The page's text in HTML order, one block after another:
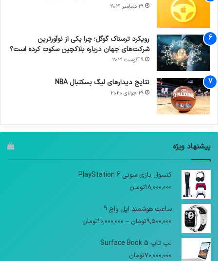
29 دسامبر 2021
رویکرد ترسناک گوگل؛ چرا یکی از نوآورترین
شرکت‌های جهان درباره بلاکچین سکوت کرده است؟
9 آگوست 2021
نتایج دیدار‌های لیگ بسکتبال NBA
29 جولای 2020
پیشنهاد ویژه
کنسول بازی سونی PlayStation 6
18,000,000تومان
ساعت هوشمند اپل واچ 9
9,500,000تومان –
10,000,000تومان
لپ تاپ Surface Book 5
70,000,000تومان